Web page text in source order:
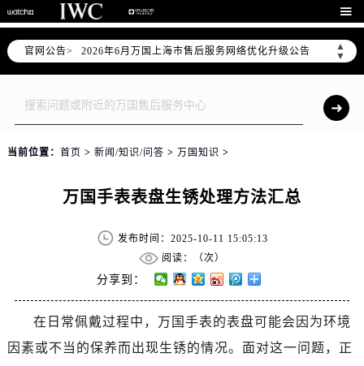

官网公告>
▲
▼
2026年6月万国上海市售后服务网络优化升级公告
2026年6月上海市万国官方售后客户服务热线：400-992-7093
2026年6月万国售后服务中心最新网点地址：
上海市徐汇区虹桥路3号港汇中心写字楼2座37层3705室（需提前预约）
当前位置： 首页 > 新闻/知识/问答 > 万国知识 >
万国手表表盘生锈处理方法汇总
发布时间：2025-10-11 15:05:13
阅读：（次）
分享到：
在日常佩戴过程中，万国手表的表盘可能会因为环境
因素或不当的保养而出现生锈的情况。面对这一问题，正